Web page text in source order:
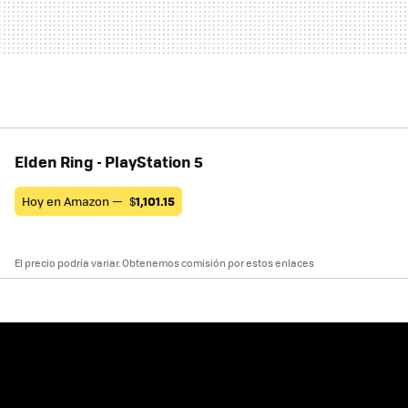
Elden Ring - PlayStation 5
Hoy en Amazon — $1,101.15
El precio podría variar. Obtenemos comisión por estos enlaces